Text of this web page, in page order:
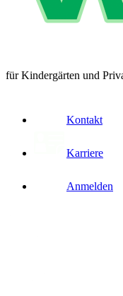
für Kindergärten und
Kontakt
Karriere
Anmelden